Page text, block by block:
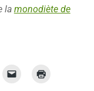
la monodiète de